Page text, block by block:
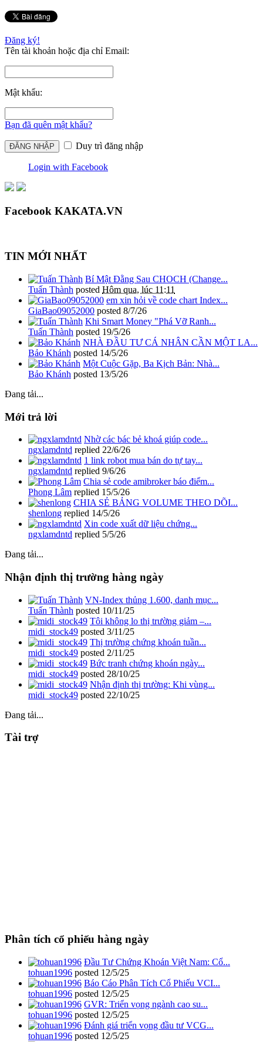
Đăng ký!
Tên tài khoản hoặc địa chỉ Email:
Mật khẩu:
Bạn đã quên mật khẩu?
Duy trì đăng nhập
Login with Facebook
Facebook KAKATA.VN
TIN MỚI NHẤT
Bí Mật Đằng Sau CHOCH (Change...
Tuấn Thành posted Hôm qua, lúc 11:11
em xin hỏi về code chart Index...
GiaBao09052000 posted 8/7/26
Khi Smart Money "Phá Vỡ Ranh...
Tuấn Thành posted 19/5/26
NHÀ ĐẦU TƯ CÁ NHÂN CẦN MỘT LA...
Bảo Khánh posted 14/5/26
Một Cuộc Gặp, Ba Kịch Bản: Nhà...
Bảo Khánh posted 13/5/26
Đang tải...
Mới trả lời
Nhờ các bác bẻ khoá giúp code...
ngxlamdntd replied 22/6/26
1 link robot mua bán do tự tay...
ngxlamdntd replied 9/6/26
Chia sẻ code amibroker báo điểm...
Phong Lâm replied 15/5/26
CHIA SẺ BẢNG VOLUME THEO DÕI...
shenlong replied 14/5/26
Xin code xuất dữ liệu chứng...
ngxlamdntd replied 5/5/26
Đang tải...
Nhận định thị trường hàng ngày
VN-Index thủng 1.600, danh mục...
Tuấn Thành posted 10/11/25
Tôi không lo thị trường giảm –...
midi_stock49 posted 3/11/25
Thị trường chứng khoán tuần...
midi_stock49 posted 2/11/25
Bức tranh chứng khoán ngày...
midi_stock49 posted 28/10/25
Nhận định thị trường: Khi vùng...
midi_stock49 posted 22/10/25
Đang tải...
Tài trợ
Phân tích cổ phiếu hàng ngày
Đầu Tư Chứng Khoán Việt Nam: Cổ...
tohuan1996 posted 12/5/25
Báo Cáo Phân Tích Cổ Phiếu VCI...
tohuan1996 posted 12/5/25
GVR: Triển vọng ngành cao su...
tohuan1996 posted 12/5/25
Đánh giá triển vọng đầu tư VCG...
tohuan1996 posted 12/5/25